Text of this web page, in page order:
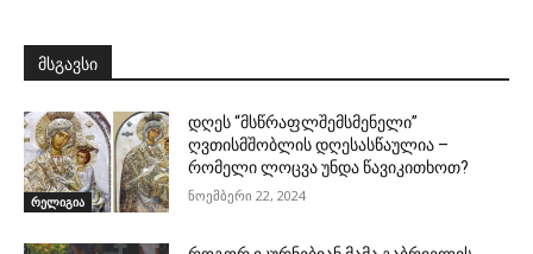
მსგავსი
რელიგია
დღეს “მსწრაფლშემსმენელი”
ღვთისმშობლის დღესასწაულია –
რომელი ლოცვა უნდა წავიკითხოთ?
ნოემბერი 22, 2024